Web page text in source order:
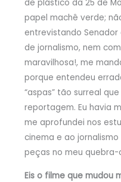
de plástico da 25 de
papel machê verde;
entrevistando
de jornalismo, nem
maravilhosa!, me
porque entendeu
“aspas” tão surreal
reportagem. Eu havia
me aprofundei nos
cinema e ao
peças no meu quebra-
Eis o filme que mudou